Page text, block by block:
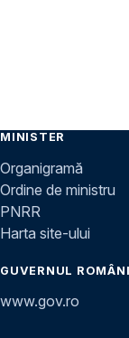
MINISTER
Organigramă
Ordine de ministru
PNRR
Harta site-ului
GUVERNUL
www.gov.ro